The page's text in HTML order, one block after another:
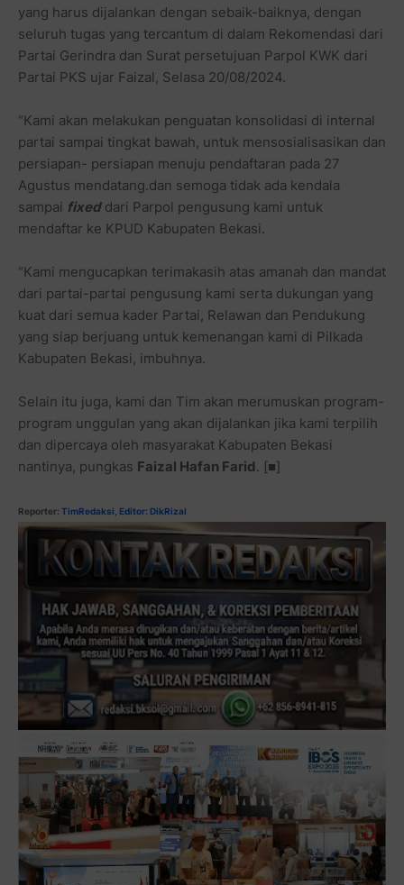
yang harus dijalankan dengan sebaik-baiknya, dengan
seluruh tugas yang tercantum di dalam Rekomendasi dari
Partai Gerindra dan Surat persetujuan Parpol KWK dari
Partai PKS ujar Faizal, Selasa 20/08/2024.
“Kami akan melakukan penguatan konsolidasi di internal
partai sampai tingkat bawah, untuk mensosialisasikan dan
persiapan- persiapan menuju pendaftaran pada 27
Agustus mendatang.dan semoga tidak ada kendala
sampai fixeddari Parpol pengusung kami untuk
mendaftar ke KPUD Kabupaten Bekasi.
“Kami mengucapkan terimakasih atas amanah dan mandat
dari partai-partai pengusung kami serta dukungan yang
kuat dari semua kader Partai, Relawan dan Pendukung
yang siap berjuang untuk kemenangan kami di Pilkada
Kabupaten Bekasi, imbuhnya.
Selain itu juga, kami dan Tim akan merumuskan program-
program unggulan yang akan dijalankan jika kami terpilih
dan dipercaya oleh masyarakat Kabupaten Bekasi
nantinya, pungkas Faizal Hafan Farid. [■]
Reporter: TimRedaksi Editor: DikRizal